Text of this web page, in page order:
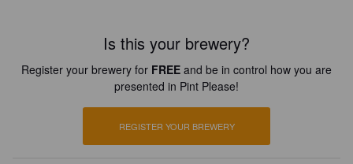
Is this your brewery?
Register your brewery for FREE and be in control how you are
presented in Pint Please!
REGISTER YOUR BREWERY